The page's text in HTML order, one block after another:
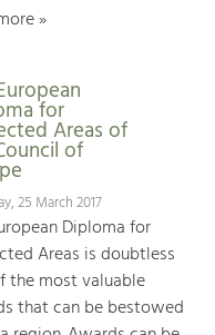
»
for
Areas of
of
25 March 2017
Diploma for
Areas is doubtless
the most valuable
that can be bestowed